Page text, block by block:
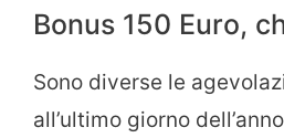
Bonus 150 Euro,
Sono diverse le
all’ultimo giorno